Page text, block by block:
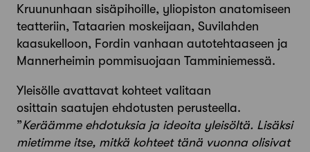
Kruununhaan sisäpihoille, yliopiston anatomiseen
teatteriin, Tataarien moskeijaan, Suvilahden
kaasukelloon, Fordin vanhaan autotehtaaseen ja
Mannerheimin pommisuojaan Tamminiemessä.
Yleisölle avattavat kohteet valitaan
osittain saatujen ehdotusten perusteella.
”Keräämme ehdotuksia ja ideoita yleisöltä. Lisäksi
mietimme itse, mitkä kohteet tänä vuonna olisivat